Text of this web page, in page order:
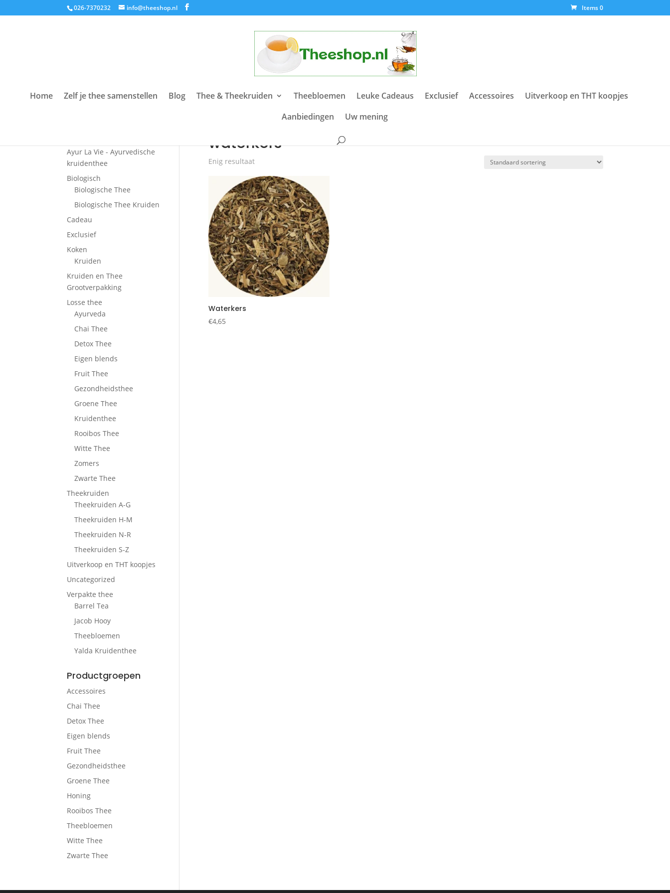
026-7370232 info@theeshop.nl Items 0
Home Zelf je thee samenstellen Blog Thee & Theekruiden Theebloemen Leuke Cadeaus Exclusief Accessoires
Uitverkoop en THT koopjes
Aanbiedingen
Uw mening
/ Producten getagged “waterkers”
waterkers
Enig resultaat
Waterkers
€4,65
Ayur La Vie - Ayurvedische
kruidenthee
Biologisch
Biologische Thee
Biologische Thee Kruiden
Cadeau
Exclusief
Koken
Kruiden
Kruiden en Thee
Grootverpakking
Losse thee
Ayurveda
Chai Thee
Detox Thee
Eigen blends
Fruit Thee
Gezondheidsthee
Groene Thee
Kruidenthee
Rooibos Thee
Witte Thee
Zomers
Zwarte Thee
Theekruiden
Theekruiden A-G
Theekruiden H-M
Theekruiden N-R
Theekruiden S-Z
Uitverkoop en THT koopjes
Uncategorized
Verpakte thee
Barrel Tea
Jacob Hooy
Theebloemen
Yalda Kruidenthee
Productgroepen
Accessoires
Chai Thee
Detox Thee
Eigen blends
Fruit Thee
Gezondheidsthee
Groene Thee
Honing
Rooibos Thee
Theebloemen
Witte Thee
Zwarte Thee